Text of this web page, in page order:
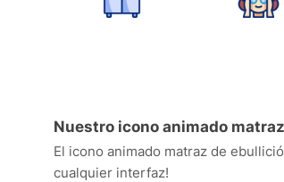
Nuestro icono animado
El icono animado matraz de
cualquier interfaz!